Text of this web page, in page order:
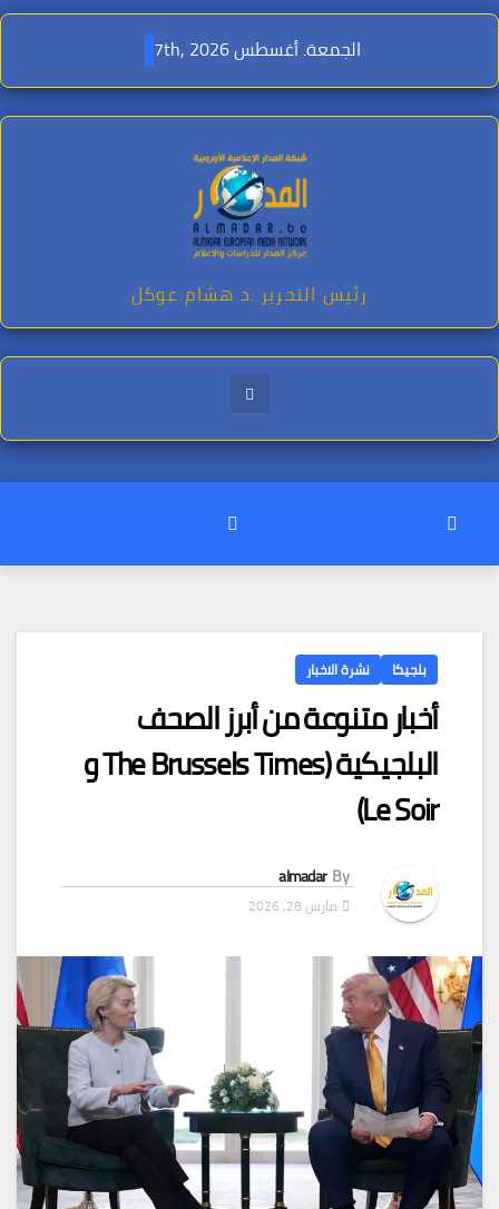
Skip
content
الجمعة. أغسطس 7th, 2026
رئيس التحرير .د هشام عوكل
بلجيكا نشرة الاخبار
أخبار متنوعة من أبرز الصحف
البلجيكية (The Brussels Times و
Le Soir)
By
almadar
مارس 28, 2026